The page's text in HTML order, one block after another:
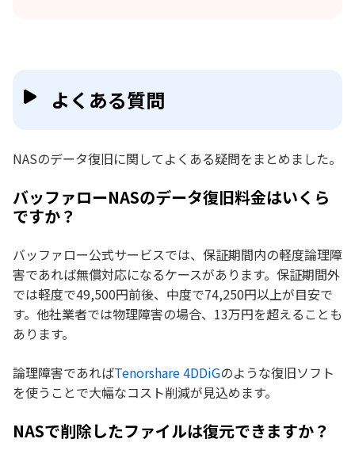
よくある質問
NASのデータ復旧に関してよくある疑問をまとめました。
バッファローNASのデータ復旧料金はいくら
ですか？
バッファロー公式サービスでは、保証期間内の軽度論理障
害であれば無償対応になるケースがあります。保証期間外
では軽度で49,500円前後、中度で74,250円以上が目安で
す。他社業者では物理障害の場合、13万円を超えることも
あります。
論理障害であればTenorshare 4DDiGのような復旧ソフト
を使うことで大幅なコスト削減が見込めます。
NASで削除したファイルは復元できますか？